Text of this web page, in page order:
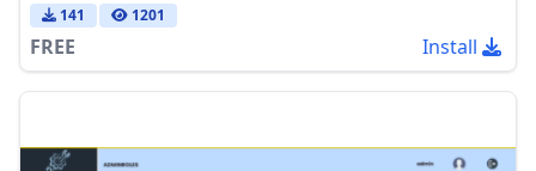
141 1201
FREE Install